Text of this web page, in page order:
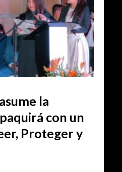
la
con un
Proteger y